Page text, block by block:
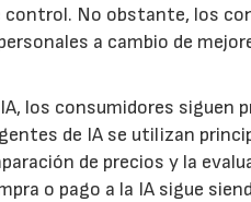
control. No obstante, los
a cambio de
los consumidores
de IA se utilizan
de precios y la
o pago a la IA sigue